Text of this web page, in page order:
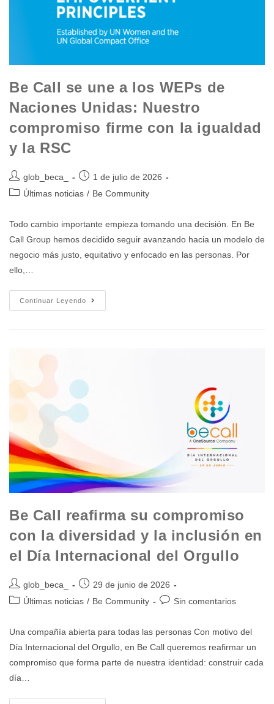
Be Call se une a los WEPs de
Naciones Unidas: Nuestro
compromiso firme con la igualdad
y la RSC
glob_beca_
1 de julio de 2026
Últimas noticias / Be Community
Todo cambio importante empieza tomando una decisión. En Be
Call Group hemos decidido seguir avanzando hacia un modelo de
negocio más justo, equitativo y enfocado en las personas. Por
ello,…
Continuar Leyendo
Be Call reafirma su compromiso
con la diversidad y la inclusión en
el Día Internacional del Orgullo
glob_beca_
29 de junio de 2026
Últimas noticias / Be Community Sin comentarios
Una compañía abierta para todas las personas Con motivo del
Día Internacional del Orgullo, en Be Call queremos reafirmar un
compromiso que forma parte de nuestra identidad: construir cada
día…